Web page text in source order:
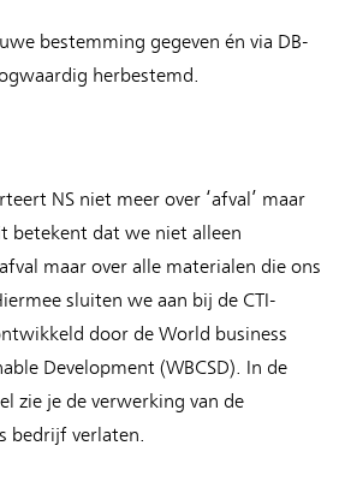
bestemming gegeven én via DB-
herbestemd.
NS niet meer over ‘afval’ maar
betekent dat we niet alleen
maar over alle materialen die ons
sluiten we aan bij de CTI-
door de World business
Development (WBCSD). In de
zie je de verwerking van de
bedrijf verlaten.